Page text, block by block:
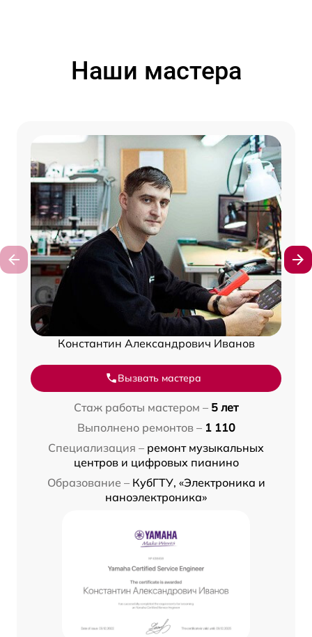
Наши мастера
Константин Александрович Иванов
Вызвать мастера
Стаж работы мастером – 5 лет
Выполнено ремонтов – 1 110
Специализация – ремонт музыкальных
центров и цифровых пианино
Образование – КубГТУ, «Электроника и
наноэлектроника»